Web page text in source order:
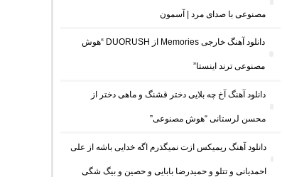
مصنوعی با صدای مرد | آسمون
دانلود آهنگ خارجی Memories از DUORUSH “هوش
مصنوعی ترند اینستا”
دانلود آهنگ آخ چه بلایی دختر قشنگ و ماهی دختر از
محسن لرستانی “هوش مصنوعی”
دانلود آهنگ ریمیکس ازت نمیگذرم اگه خدایی باشه از علی
احمدیانی و تتلو و حمیدرضا بابایی و حصین و بیگ شگی